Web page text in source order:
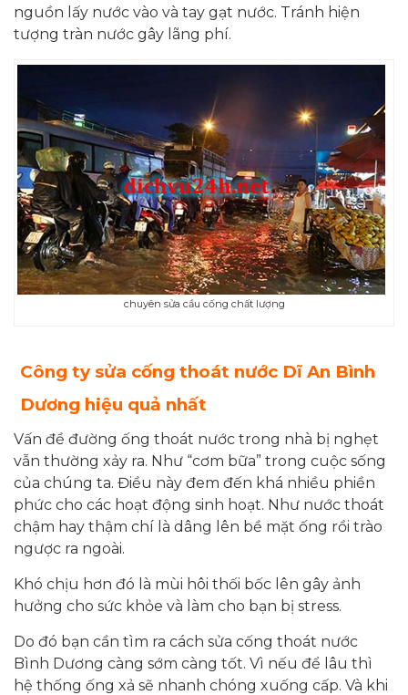
nguồn lấy nước vào và tay gạt nước. Tránh hiện
tượng tràn nước gây lãng phí.
chuyên sửa cầu cống chất lượng
Công ty sửa cống thoát nước Dĩ An Bình
Dương hiệu quả nhất
Vấn đề đường ống thoát nước trong nhà bị nghẹt
vẫn thường xảy ra. Như “cơm bữa” trong cuộc sống
của chúng ta. Điều này đem đến khá nhiều phiền
phức cho các hoạt động sinh hoạt. Như nước thoát
chậm hay thậm chí là dâng lên bề mặt ống rồi trào
ngược ra ngoài.
Khó chịu hơn đó là mùi hôi thối bốc lên gây ảnh
hưởng cho sức khỏe và làm cho bạn bị stress.
Do đó bạn cần tìm ra cách sửa cống thoát nước
Bình Dương càng sớm càng tốt. Vì nếu để lâu thì
hệ thống ống xả sẽ nhanh chóng xuống cấp. Và khi